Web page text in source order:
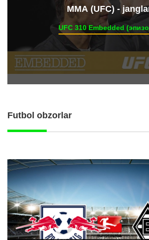
ММА (UFC) -
UFC 310 Embedded
Futbol obzorlar